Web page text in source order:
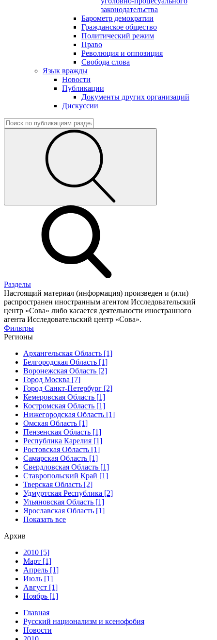
законодательства
Барометр демократии
Гражданское общество
Политический режим
Право
Революция и оппозиция
Свобода слова
Язык вражды
Новости
Публикации
Документы других организаций
Дискуссии
Разделы
Настоящий материал (информация) произведен и (или)
распространен иностранным агентом Исследовательский
центр «Сова» либо касается деятельности иностранного
агента Исследовательский центр «Сова».
Фильтры
Регионы
Архангельская Область [1]
Белгородская Область [1]
Воронежская Область [2]
Город Москва [7]
Город Санкт-Петербург [2]
Кемеровская Область [1]
Костромская Область [1]
Нижегородская Область [1]
Омская Область [1]
Пензенская Область [1]
Республика Карелия [1]
Ростовская Область [1]
Самарская Область [1]
Свердловская Область [1]
Ставропольский Край [1]
Тверская Область [2]
Удмуртская Республика [2]
Ульяновская Область [1]
Ярославская Область [1]
Показать все
Архив
2010 [5]
Март [1]
Апрель [1]
Июль [1]
Август [1]
Ноябрь [1]
Главная
Русский национализм и ксенофобия
Новости